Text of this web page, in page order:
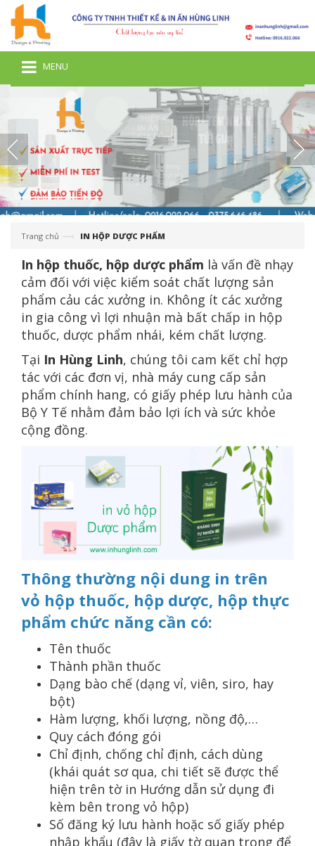
MENU
Trang chủ —› IN HỘP DƯỢC PHẨM
In hộp thuốc, hộp dược phẩm là vấn đề nhạy
cảm đối với việc kiểm soát chất lượng sản
phẩm cảu các xưởng in. Không ít các xưởng
in gia công vì lợi nhuận mà bất chấp in hộp
thuốc, dược phẩm nhái, kém chất lượng.
Tại In Hùng Linh, chúng tôi cam kết chỉ hợp
tác với các đơn vị, nhà máy cung cấp sản
phẩm chính hang, có giấy phép lưu hành của
Bộ Y Tế nhằm đảm bảo lợi ích và sức khỏe
cộng đồng.
Thông thường nội dung in trên
vỏ hộp thuốc, hộp dược, hộp thực
phẩm chức năng cần có:
Tên thuốc
Thành phần thuốc
Dạng bào chế (dạng vỉ, viên, siro, hay
bột)
Hàm lượng, khối lượng, nồng độ,…
Quy cách đóng gói
Chỉ định, chống chỉ định, cách dùng
(khái quát sơ qua, chi tiết sẽ được thể
hiện trên tờ in Hướng dẫn sử dụng đi
kèm bên trong vỏ hộp)
Số đăng ký lưu hành hoặc số giấy phép
nhập khẩu (đây là giấy tờ quan trọng để